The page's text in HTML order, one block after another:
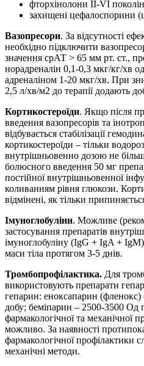
фторхінолони ІІ-VI
захищені цефалоспорини
Вазопресори. За відсутності
необхідно підключити
значення срАТ > 65 мм рт. ст.,
норадреналін 0,1-0,3 мкг/кг/хв
адреналіном 1-20 мкг/хв. При
2,5 л/хв/м2 до терапії додають
Кортикостероїди. Якщо після
введення вазопресорів та
відбувається стабілізації
кортикостероїди – тільки
внутрішньовенно дозою не
болюсного введення 50 мг
постійної внутрішньовенної
коливанням рівня глюкози.
відмінені, як тільки
Імуноглобуліни. Можливе
застосування препаратів
імуноглобуліну (IgG + IgA +
маси тіла протягом 3-5 днів.
Тромбопрофілактика. Для
використовують препарати
гепарин: еноксапарин (фленокс)
добу; беміпарин – 2500-3500 Од
фармакологічної та механічної
можливо. За наявності
фармакологічної профілактики
механічні методи.